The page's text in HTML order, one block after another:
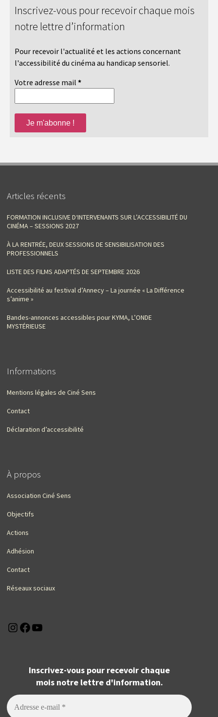
Inscrivez-vous pour recevoir chaque mois
notre lettre d’information
Pour recevoir l'actualité et les actions concernant
l'accessibilité du cinéma au handicap sensoriel.
Votre adresse mail *
Articles récents
FORMATION INCLUSIVE D‘INTERVENANTS SUR L’ACCESSIBILITÉ DU
CINÉMA – SESSIONS 2027
À LA RENTRÉE, DEUX SESSIONS DE SENSIBILISATION DES
PROFESSIONNELS
LISTE DES FILMS ADAPTÉS DE SEPTEMBRE 2026
Accessibilité au festival d’Annecy – La journée « La Différence
s’anime »
Bandes-annonces accessibles pour KYMA, L’ONDE
MYSTÉRIEUSE
Informations
Mentions légales de Ciné Sens
Contact
Déclaration d’accessibilité
À propos
Association Ciné Sens
Objectifs
Actions
Adhésion
Contact
Réseaux sociaux
Instagram
Facebook
Inscrivez-vous pour recevoir chaque
mois notre lettre d'information.